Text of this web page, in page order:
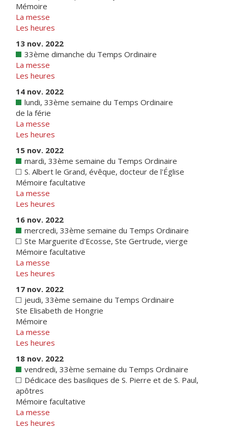
Mémoire
La messe
Les heures
13 nov. 2022
33ème dimanche du Temps Ordinaire
La messe
Les heures
14 nov. 2022
lundi, 33ème semaine du Temps Ordinaire
de la férie
La messe
Les heures
15 nov. 2022
mardi, 33ème semaine du Temps Ordinaire
S. Albert le Grand, évêque, docteur de l'Église
Mémoire facultative
La messe
Les heures
16 nov. 2022
mercredi, 33ème semaine du Temps Ordinaire
Ste Marguerite d'Ecosse, Ste Gertrude, vierge
Mémoire facultative
La messe
Les heures
17 nov. 2022
jeudi, 33ème semaine du Temps Ordinaire
Ste Elisabeth de Hongrie
Mémoire
La messe
Les heures
18 nov. 2022
vendredi, 33ème semaine du Temps Ordinaire
Dédicace des basiliques de S. Pierre et de S. Paul,
apôtres
Mémoire facultative
La messe
Les heures